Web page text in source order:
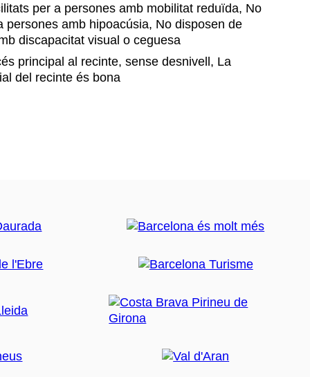
per a persones amb mobilitat reduïda, No
persones amb hipoacúsia, No disposen de
discapacitat visual o ceguesa
principal al recinte, sense desnivell, La
del recinte és bona